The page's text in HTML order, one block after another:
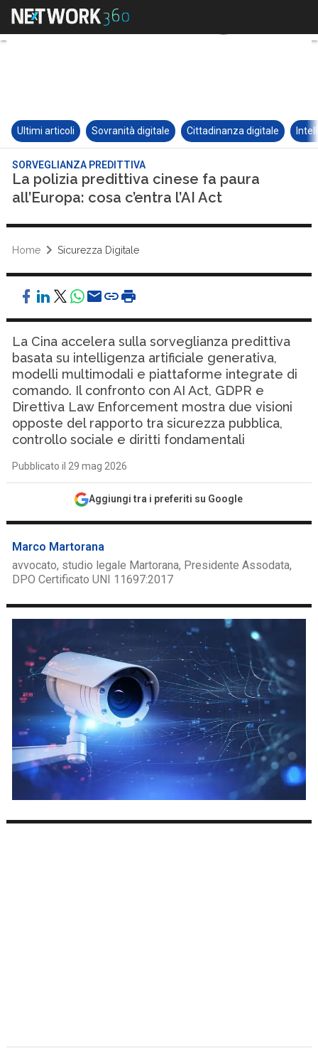
Ultimi articoli Sovranità digitale Cittadinanza digitale
SORVEGLIANZA PREDITTIVA
La polizia predittiva cinese fa paura
all’Europa: cosa c’entra l’AI Act
Home Sicurezza Digitale
La Cina accelera sulla sorveglianza predittiva
basata su intelligenza artificiale generativa,
modelli multimodali e piattaforme integrate di
comando. Il confronto con AI Act, GDPR e
Direttiva Law Enforcement mostra due visioni
opposte del rapporto tra sicurezza pubblica,
controllo sociale e diritti fondamentali
Pubblicato il 29 mag 2026
Aggiungi tra i preferiti su Google
Marco Martorana
avvocato, studio legale Martorana, Presidente Assodata,
DPO Certificato UNI 11697:2017